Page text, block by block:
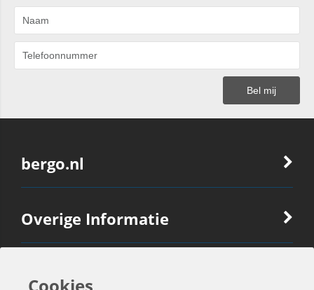
bergo.nl
Overige Informatie
Ook Interessant